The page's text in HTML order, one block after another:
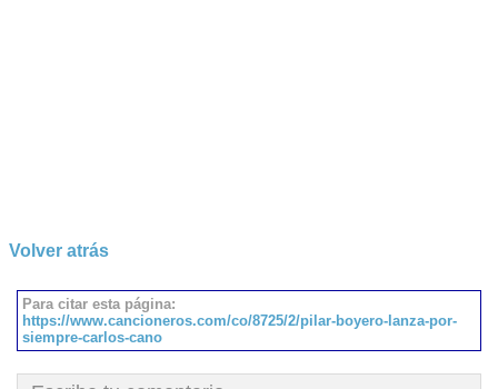
Volver atrás
Para citar esta página:
https://www.cancioneros.com/co/8725/2/pilar-boyero-lanza-por-
siempre-carlos-cano